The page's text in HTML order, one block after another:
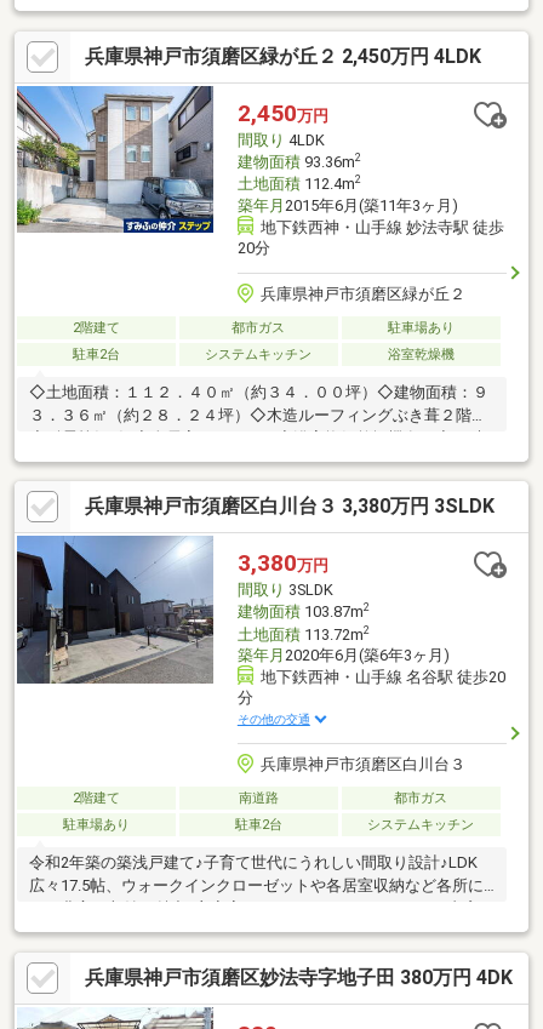
公園・・・・・約210ｍセブンイレブン神戸多井畑南町店・・・
約460ｍ
兵庫県神戸市須磨区緑が丘２ 2,450万円 4LDK
2,450万円
間取り 4LDK
建物面積93.36m2
土地面積112.4m2
築年月 2015年6月(築11年3ヶ月)
地下鉄西神・山手線 妙法寺駅 徒歩
20分
兵庫県神戸市須磨区緑が丘２
2階建て 都市ガス
駐車場あり
駐車2台
システムキッチン 浴室乾燥機
◇土地面積：１１２．４０㎡（約３４．００坪）◇建物面積：９
３．３６㎡（約２８．２４坪）◇木造ルーフィングぶき葺２階建
◇耐震等級3級◇全居室ペアガラス◇浴室換気乾燥機有り◇24時
間換気システム有り◇ビルドイン食洗器有り
兵庫県神戸市須磨区白川台３ 3,380万円 3SLDK
3,380万円
間取り 3SLDK
建物面積103.87m2
土地面積113.72m2
築年月 2020年6月(築6年3ヶ月)
地下鉄西神・山手線 名谷駅 徒歩20
分
その他の交通
兵庫県神戸市須磨区白川台３
2階建て 南道路
都市ガス
駐車場あり
駐車2台 システムキッチン
令和2年築の築浅戸建て♪子育て世代にうれしい間取り設計♪LDK
広々17.5帖、ウォークインクローゼットや各居室収納など各所に
あります♪1階南側にはウッドデッキもあり穏やかな時間を過ごす
ことも可能♪ご見学にはご予約が必要です♪お問い合わせは０１２
０－３３－１１０２ 名谷駅前のよねはら不動産 田中までお気
軽にお問い合わせください♪
兵庫県神戸市須磨区妙法寺字地子田 380万円 4DK